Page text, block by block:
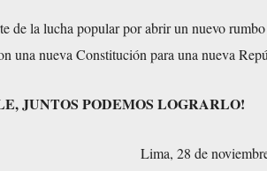
de la lucha popular por abrir un nuevo
una nueva Constitución para una nueva
JUNTOS PODEMOS LOGRARLO!
Lima, 28 de